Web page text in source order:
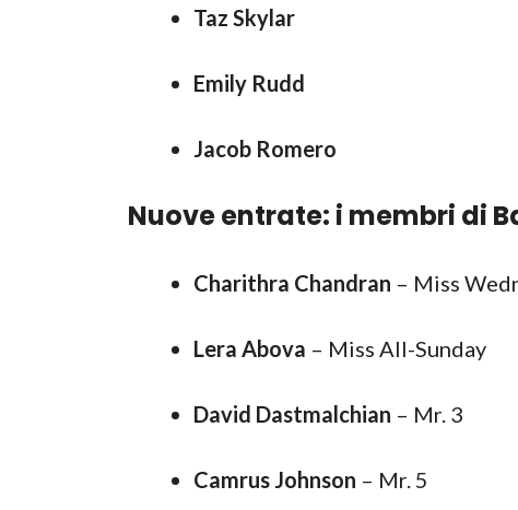
Taz Skylar
Emily Rudd
Jacob Romero
Nuove entrate: i membri di
Charithra Chandran – Miss
Lera Abova – Miss All-Sunday
David Dastmalchian – Mr. 3
Camrus Johnson – Mr. 5